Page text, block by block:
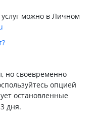
можно в Личном
но своевременно
опцией
остановленные
дня.